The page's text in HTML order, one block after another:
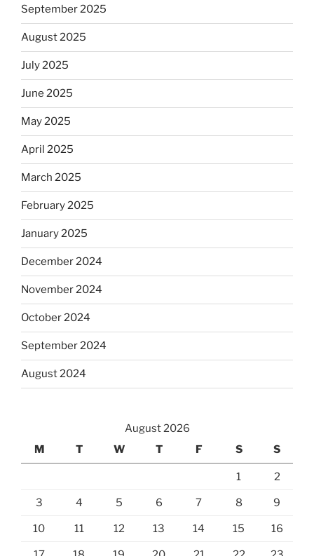
September 2025
August 2025
July 2025
June 2025
May 2025
April 2025
March 2025
February 2025
January 2025
December 2024
November 2024
October 2024
September 2024
August 2024
August 2026
M
T W T F S S
1 2
3 4 5 6 7 8 9
10 11 12 13 14 15 16